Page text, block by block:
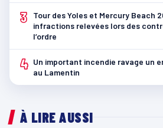
3
Tour des Yoles et Mercury Beach
infractions relevées lors des
l’ordre
4 Un important incendie ravage un
au Lamentin
À LIRE AUSSI